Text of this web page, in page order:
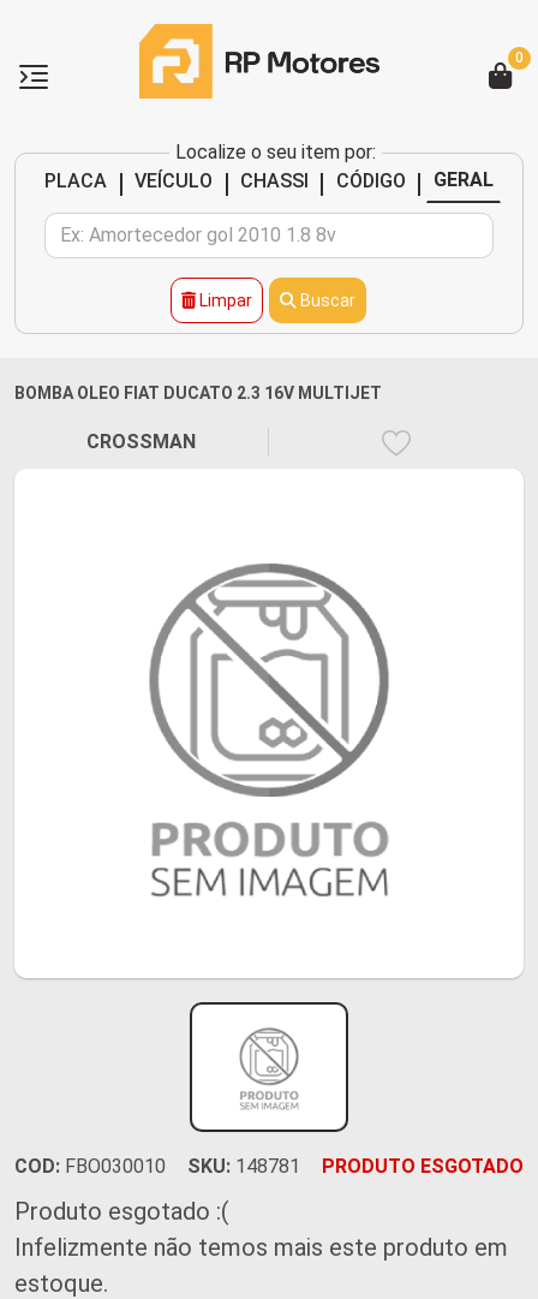
Localize o seu item por:
PLACA
| VEÍCULO | CHASSI | CÓDIGO | GERAL
Limpar Buscar
0
BOMBA OLEO FIAT DUCATO 2.3 16V MULTIJET
CROSSMAN
COD: FBO030010 SKU: 148781 PRODUTO ESGOTADO
Produto esgotado :(
Infelizmente não temos mais este produto em
estoque.